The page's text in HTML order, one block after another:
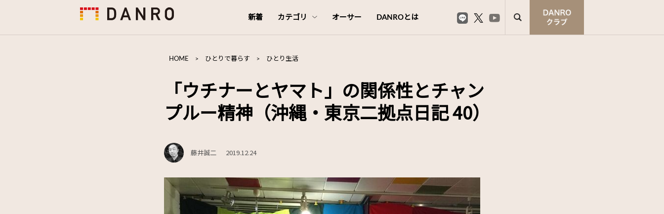
新着 カテゴリ オーサー DANROとは
HOME > ひとりで暮らす > ひとり生活
「ウチナーとヤマト」の関係性とチャン
プルー精神（沖縄・東京二拠点日記 40）
藤井誠二 2019.12.24